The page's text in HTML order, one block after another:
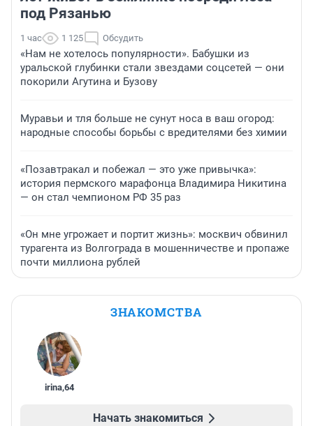
под Рязанью
1 час 1 125 Обсудить
«Нам не хотелось популярности». Бабушки из
уральской глубинки стали звездами соцсетей — они
покорили Агутина и Бузову
Муравьи и тля больше не сунут носа в ваш огород:
народные способы борьбы с вредителями без химии
«Позавтракал и побежал — это уже привычка»:
история пермского марафонца Владимира Никитина
— он стал чемпионом РФ 35 раз
«Он мне угрожает и портит жизнь»: москвич обвинил
турагента из Волгограда в мошенничестве и пропаже
почти миллиона рублей
ЗНАКОМСТВА
irina,64
Начать знакомиться